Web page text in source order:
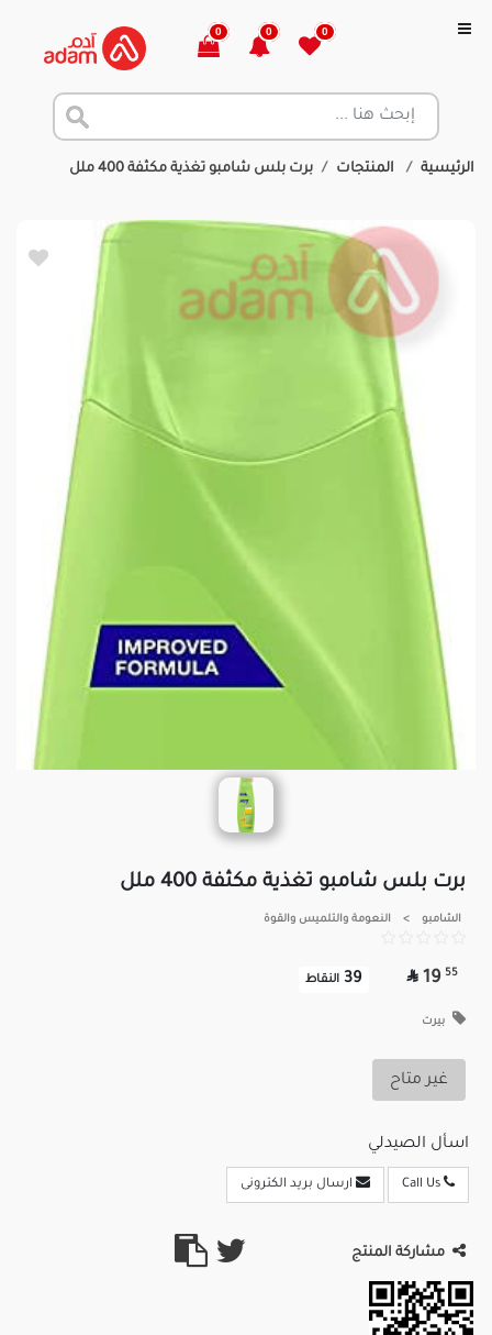
0
0
0
الرئيسية المنتجات برت بلس شامبو تغذية مكثفة 400 ملل
برت بلس شامبو تغذية مكثفة 400 ملل
الشامبو > النعومة والتلميس والقوة
55
19

39 النقاط
بيرت
غير متاح
اسأل الصيدلي
ارسال بريد الكترونى
مشاركة المنتج